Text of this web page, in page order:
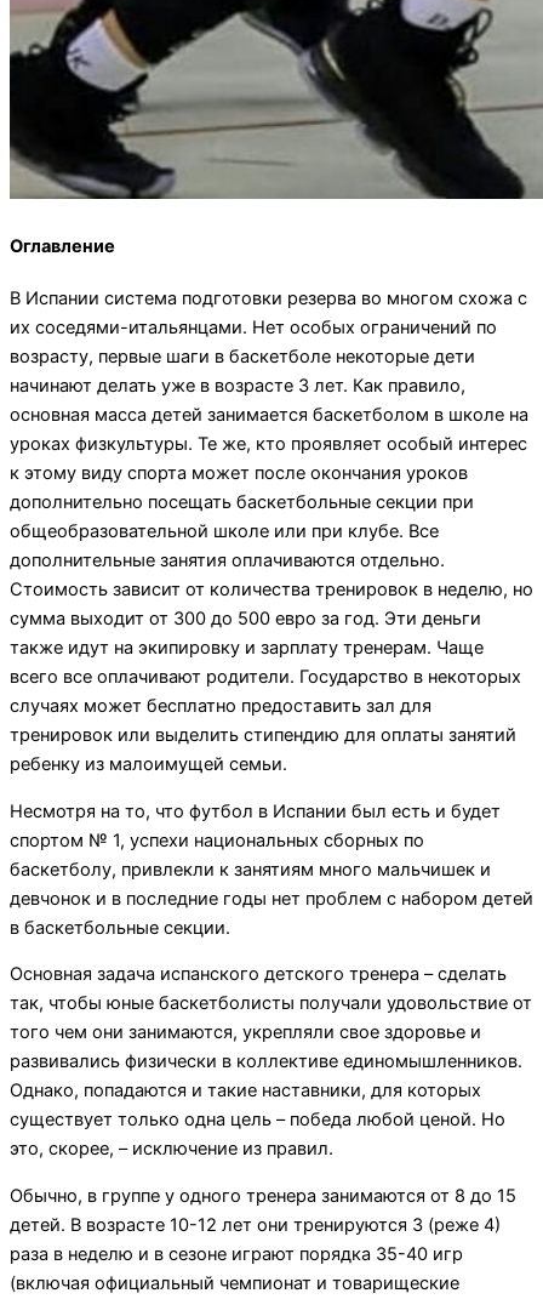
Оглавление
В Испании система подготовки резерва во многом схожа с
их соседями-итальянцами. Нет особых ограничений по
возрасту, первые шаги в баскетболе некоторые дети
начинают делать уже в возрасте 3 лет. Как правило,
основная масса детей занимается баскетболом в школе на
уроках физкультуры. Те же, кто проявляет особый интерес
к этому виду спорта может после окончания уроков
дополнительно посещать баскетбольные секции при
общеобразовательной школе или при клубе. Все
дополнительные занятия оплачиваются отдельно.
Стоимость зависит от количества тренировок в неделю, но
сумма выходит от 300 до 500 евро за год. Эти деньги
также идут на экипировку и зарплату тренерам. Чаще
всего все оплачивают родители. Государство в некоторых
случаях может бесплатно предоставить зал для
тренировок или выделить стипендию для оплаты занятий
ребенку из малоимущей семьи.
Несмотря на то, что футбол в Испании был есть и будет
спортом № 1, успехи национальных сборных по
баскетболу, привлекли к занятиям много мальчишек и
девчонок и в последние годы нет проблем с набором детей
в баскетбольные секции.
Основная задача испанского детского тренера – сделать
так, чтобы юные баскетболисты получали удовольствие от
того чем они занимаются, укрепляли свое здоровье и
развивались физически в коллективе единомышленников.
Однако, попадаются и такие наставники, для которых
существует только одна цель – победа любой ценой. Но
это, скорее, – исключение из правил.
Обычно, в группе у одного тренера занимаются от 8 до 15
детей. В возрасте 10-12 лет они тренируются 3 (реже 4)
раза в неделю и в сезоне играют порядка 35-40 игр
(включая официальный чемпионат и товарищеские